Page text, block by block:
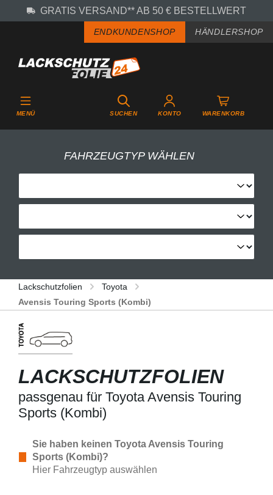
Zum Hauptinhalt springen
GRATIS VERSAND** AB 50 € BESTELLWERT
ENDKUNDENSHOP HÄNDLERSHOP
MENÜ SUCHEN KONTO WARENKORB
FAHRZEUGTYP WÄHLEN
Lackschutzfolien
Toyota
Avensis Touring Sports (Kombi)
LACKSCHUTZFOLIEN
passgenau für Toyota Avensis Touring
Sports (Kombi)
Sie haben keinen Toyota Avensis Touring
Sports (Kombi)?
Hier Fahrzeugtyp auswählen